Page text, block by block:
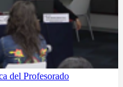
del Profesorado